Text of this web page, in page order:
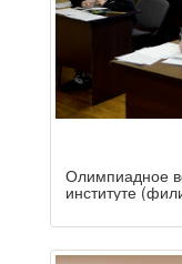
Олимпиадное
институте